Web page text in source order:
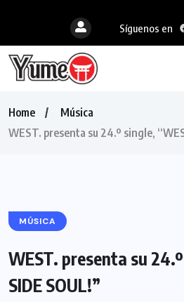
Síguenos en
Home
Música
WEST. presenta su 24.º single,
MÚSICA
WEST. presenta su
SIDE SOUL!”